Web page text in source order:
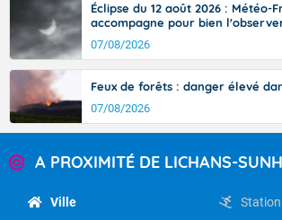
Éclipse du 12 août 2026 : Météo-
accompagne pour bien
07/08/2026
Feux de forêts : danger élevé
07/08/2026
A PROXIMITÉ DE LICHANS-
Ville